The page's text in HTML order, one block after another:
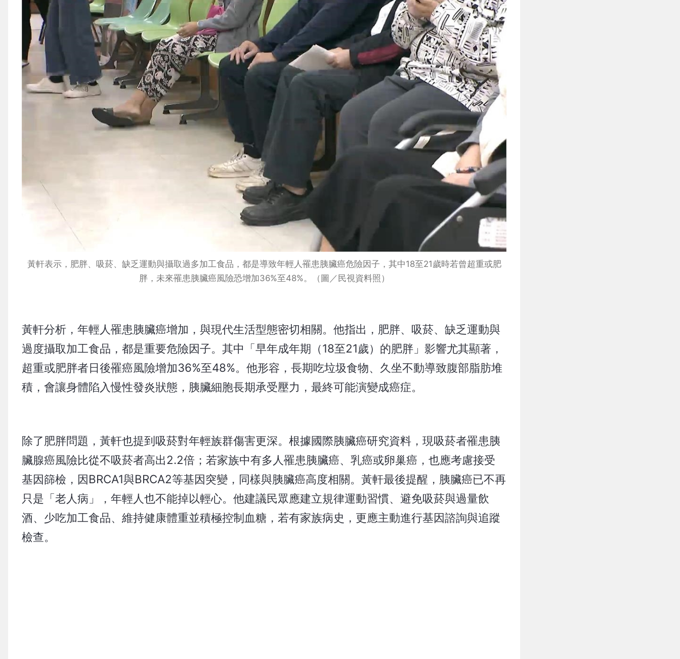
黃軒表示，肥胖、吸菸、缺乏運動與攝取過多加工食品，都是導致年輕人罹患胰臟癌危險因子，其中18至21歲時若曾超重或肥
胖，未來罹患胰臟癌風險恐增加36%至48%。（圖／民視資料照）
黃軒分析，年輕人罹患胰臟癌增加，與現代生活型態密切相關。他指出，肥胖、吸菸、缺乏運動與
過度攝取加工食品，都是重要危險因子。其中「早年成年期（18至21歲）的肥胖」影響尤其顯著，
超重或肥胖者日後罹癌風險增加36%至48%。他形容，長期吃垃圾食物、久坐不動導致腹部脂肪堆
積，會讓身體陷入慢性發炎狀態，胰臟細胞長期承受壓力，最終可能演變成癌症。
除了肥胖問題，黃軒也提到吸菸對年輕族群傷害更深。根據國際胰臟癌研究資料，現吸菸者罹患胰
臟腺癌風險比從不吸菸者高出2.2倍；若家族中有多人罹患胰臟癌、乳癌或卵巢癌，也應考慮接受
基因篩檢，因BRCA1與BRCA2等基因突變，同樣與胰臟癌高度相關。黃軒最後提醒，胰臟癌已不再
只是「老人病」，年輕人也不能掉以輕心。他建議民眾應建立規律運動習慣、避免吸菸與過量飲
酒、少吃加工食品、維持健康體重並積極控制血糖，若有家族病史，更應主動進行基因諮詢與追蹤
檢查。